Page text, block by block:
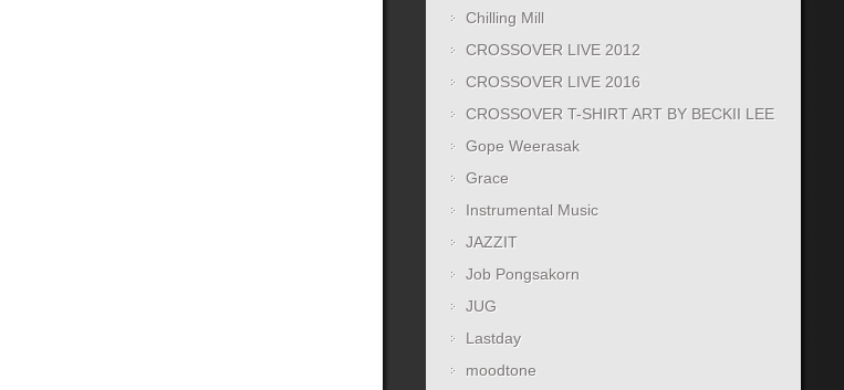
Chilling Mill
CROSSOVER LIVE 2012
CROSSOVER LIVE 2016
CROSSOVER T-SHIRT ART BY BECKII LEE
Gope Weerasak
Grace
Instrumental Music
JAZZIT
Job Pongsakorn
JUG
Lastday
moodtone